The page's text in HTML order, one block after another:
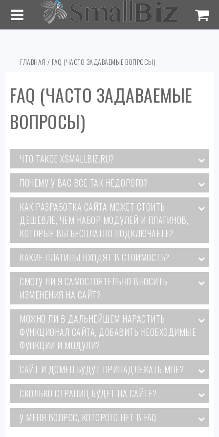
ГЛАВНАЯ / FAQ (ЧАСТО ЗАДАВАЕМЫЕ ВОПРОСЫ)
FAQ (ЧАСТО ЗАДАВАЕМЫЕ
ВОПРОСЫ)
ЧТО ТАКОЕ XSMALLBIZ.RU?
ПОЧЕМУ У ВАС ВСЕ ТАК НЕДОРОГО?
КАК РАЗРАБОТКА САЙТА МОЖЕТ СТОИТЬ
ДЕШЕВЛЕ, ЧЕМ НАБОР МОДУЛЕЙ И ПЛАГИНОВ,
КОТОРЫЕ ВЫ БЕСПЛАТНО ПОДКЛЮЧАЕТЕ?
КАКИЕ ПЛАГИНЫ ВХОДЯТ В СТОИМОСТЬ?
СМОГУ ЛИ Я САМОСТОЯТЕЛЬНО ВНОСИТЬ
ИЗМЕНЕНИЯ НА САЙТ?
МОЖНО ЛИ В ДАЛЬНЕЙШЕМ НАРАСТИТЬ
ФУНКЦИОНАЛ САЙТА, ДОБАВИТЬ НЕОБХОДИМЫЕ
ФУНКЦИИ И МОДУЛИ?
САЙТ И ДОМЕН БУДУТ ПРИНАДЛЕЖАТЬ МНЕ?
СКОЛЬКО СТРАНИЦ БУДЕТ НА САЙТЕ?
У МЕНЯ ВОПРОС, КОТОРОГО НЕТ В FAQ